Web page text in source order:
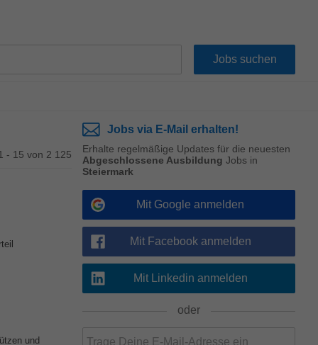
- 15 von 2 125
und
Jobs via E-Mail erhalten!
Erhalte regelmäßige Updates für die neuesten
Abgeschlossene Ausbildung Jobs in
Steiermark
Mit Google anmelden
Mit Facebook anmelden
Mit Linkedin anmelden
oder